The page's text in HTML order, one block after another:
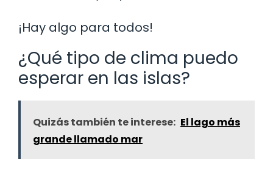
¡Hay algo para todos!
¿Qué tipo de clima puedo
esperar en las islas?
Quizás también te interese: El lago más
grande llamado mar